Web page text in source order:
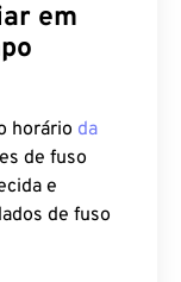
em
horário da
de fuso
e
de fuso